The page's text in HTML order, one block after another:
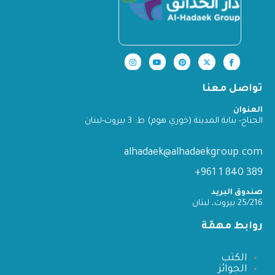
تواصل معنا
العنوان
الجناح- بناية المدينة (خوري هوم) ط: 3 بيروت-لبنان
alhadaek@alhadaekgroup.com
389 840 1 961+
صندوق البريد
25/216 بيروت، لبنان
روابط مهمّة
الكتب
الجوائز